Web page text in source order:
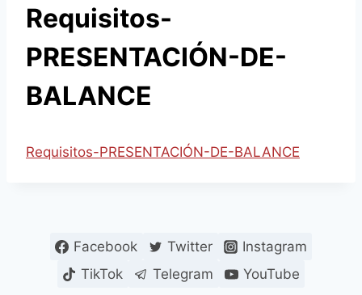
Requisitos-
PRESENTACIÓN-DE-
BALANCE
Requisitos-PRESENTACIÓN-DE-BALANCE
Facebook Twitter
Instagram
TikTok
Telegram YouTube